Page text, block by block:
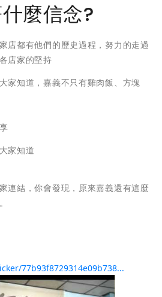
麼信念?
店都有他們的歷史過程，努力的走過
店家的堅持
家知道，嘉義不只有雞肉飯、方塊
家知道
連結，你會發現，原來嘉義還有這麼
77b93f8729314e09b738...